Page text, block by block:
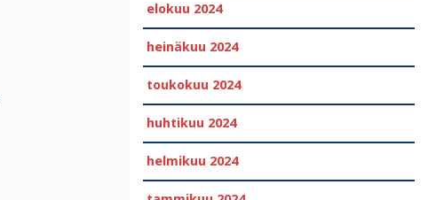
elokuu 2024
heinäkuu 2024
toukokuu 2024
huhtikuu 2024
helmikuu 2024